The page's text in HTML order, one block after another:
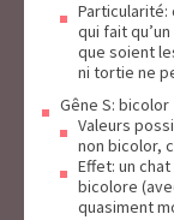
Particularité:
qui fait
que soient
ni tortie ne
Gêne S: bicolor
Valeurs
non bicolor,
Effet: un
bicolore
quasiment